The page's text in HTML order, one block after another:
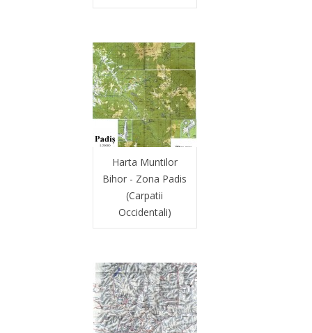
Harta Muntilor
Bihor - Zona Padis
(Carpatii
Occidentali)